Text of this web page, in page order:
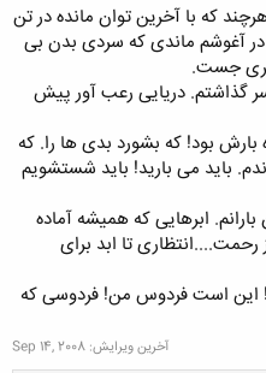
که با آخرین توان مانده در تن
در آغوشم ماندی که سردی بدن بی
جست.
گذاشتم. دریایی رعب آور پیش
بارش بود! که بشورد بدی ها را. که
باید می بارید! باید شستشویم
ابرهایی که همیشه آماده
رحمت....انتظاری تا ابد برای
این است فردوس من! فردوسی که
آخرین ویرایش: Sep 14, 2008